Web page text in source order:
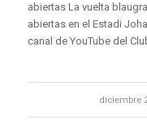
abiertas La vuelta
abiertas en el Estadi
canal de YouTube del
diciembre/